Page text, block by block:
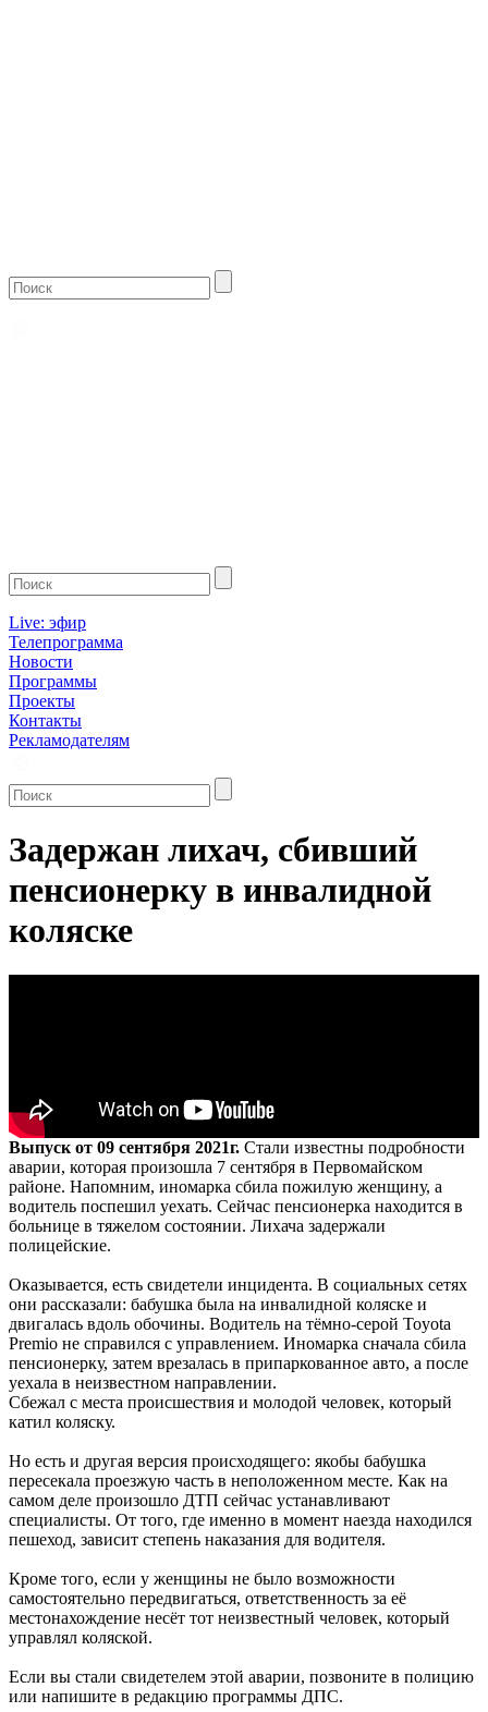
Live: эфир
Телепрограмма
Новости
Программы
Проекты
Контакты
Рекламодателям
Задержан лихач, сбивший
пенсионерку в инвалидной
коляске
Выпуск от 09 сентября 2021г. Стали известны подробности
аварии, которая произошла 7 сентября в Первомайском
районе. Напомним, иномарка сбила пожилую женщину, а
водитель поспешил уехать. Сейчас пенсионерка находится в
больнице в тяжелом состоянии. Лихача задержали
полицейские.
Оказывается, есть свидетели инцидента. В социальных сетях
они рассказали: бабушка была на инвалидной коляске и
двигалась вдоль обочины. Водитель на тёмно-серой Toyota
Premio не справился с управлением. Иномарка сначала сбила
пенсионерку, затем врезалась в припаркованное авто, а после
уехала в неизвестном направлении.
Сбежал с места происшествия и молодой человек, который
катил коляску.
Но есть и другая версия происходящего: якобы бабушка
пересекала проезжую часть в неположенном месте. Как на
самом деле произошло ДТП сейчас устанавливают
специалисты. От того, где именно в момент наезда находился
пешеход, зависит степень наказания для водителя.
Кроме того, если у женщины не было возможности
самостоятельно передвигаться, ответственность за её
местонахождение несёт тот неизвестный человек, который
управлял коляской.
Если вы стали свидетелем этой аварии, позвоните в полицию
или напишите в редакцию программы ДПС.